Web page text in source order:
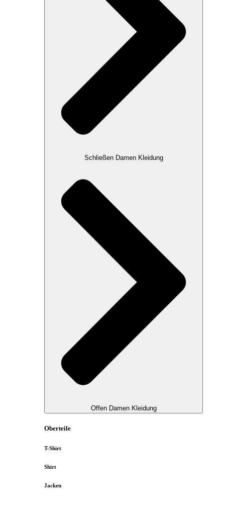
Schließen Damen Kleidung
Offen Damen Kleidung
Oberteile
T-Shirt
Shirt
Jacken